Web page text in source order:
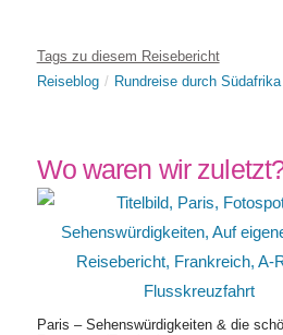
Tags zu diesem Reisebericht
Reiseblog
Rundreise durch Südafrika
Wo waren wir
Paris – Sehenswürdigkeiten & die